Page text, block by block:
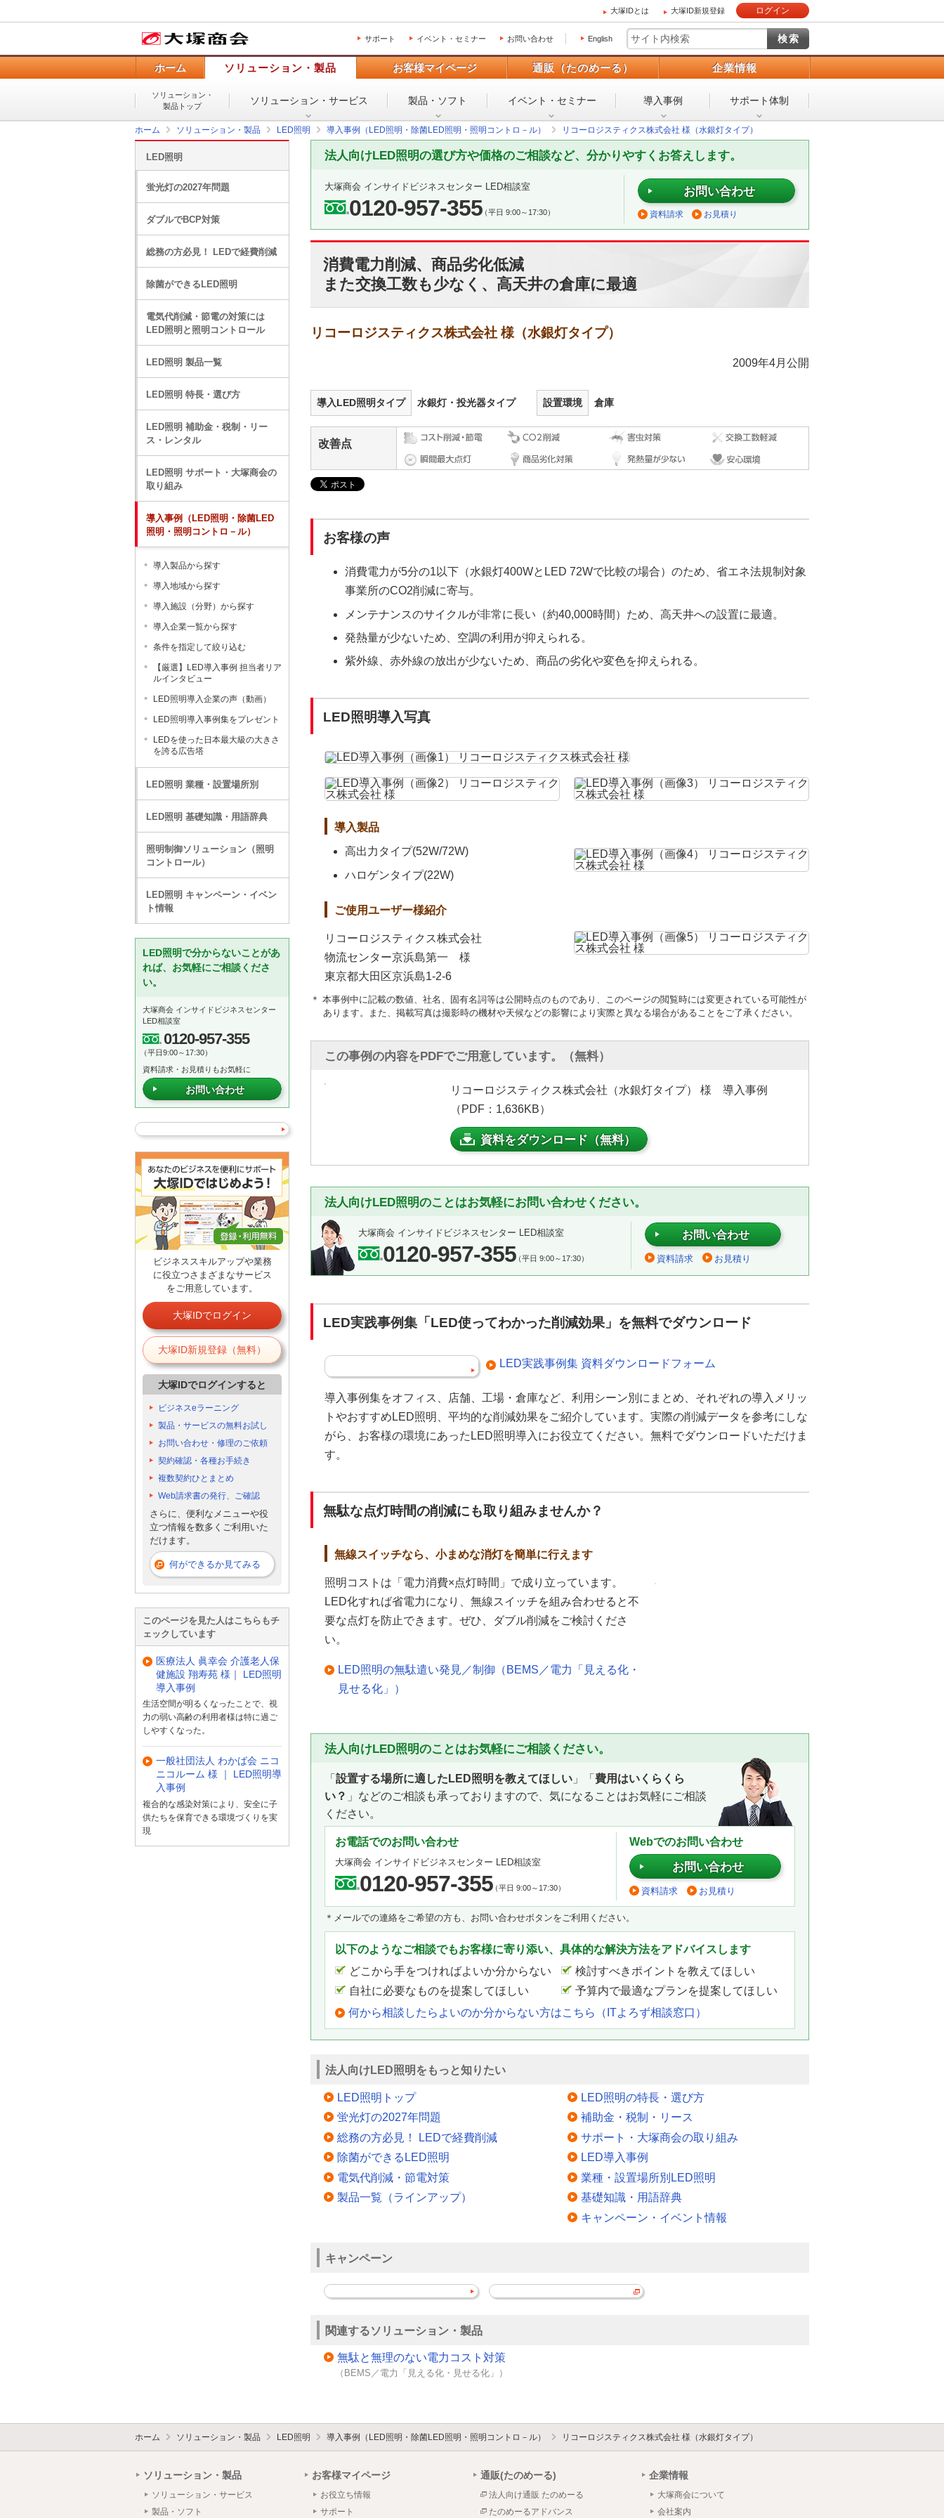
大塚IDとは 大塚ID新規登録 ログイン
サポート イベント・セミナー お問い合わせ English
ホーム ソリューション・製品 お客様マイページ 通販（たのめーる） 企業情報
ソリューション・
製品トップ
ソリューション・ サービス 製品・ソフト イベント・ セミナー 導入事例 サポート体制
ホーム ソリューション・製品 LED照明 導入事例（LED照明・除菌LED照明・照明コントロ－ル） リコーロジスティクス株式会社 様（水銀灯タイプ）
法人向けLED照明の選び方や価格のご相談など、分かりやすくお答えします。
大塚商会 インサイドビジネスセンター LED相談室
0120-957-355（平日 9:00～17:30）
お問い合わせ
資料請求 お見積り
消費電力削減、商品劣化低減
また交換工数も少なく、高天井の倉庫に最適
リコーロジスティクス株式会社 様（水銀灯タイプ）
2009年4月公開
導入LED照明タイプ 水銀灯・投光器タイプ 設置環境 倉庫
改善点
お客様の声
消費電力が5分の1以下（水銀灯400WとLED 72Wで比較の場合）のため、省エネ法規制対象
事業所のCO2削減に寄与。
メンテナンスのサイクルが非常に長い（約40,000時間）ため、高天井への設置に最適。
発熱量が少ないため、空調の利用が抑えられる。
紫外線、赤外線の放出が少ないため、商品の劣化や変色を抑えられる。
LED照明導入写真
導入製品
高出力タイプ(52W/72W)
ハロゲンタイプ(22W)
ご使用ユーザー様紹介
リコーロジスティクス株式会社
物流センター京浜島第一 様
東京都大田区京浜島1-2-6
＊ 本事例中に記載の数値、社名、固有名詞等は公開時点のものであり、このページの閲覧時には変更されている可能性が
あります。また、掲載写真は撮影時の機材や天候などの影響により実際と異なる場合があることをご了承ください。
この事例の内容をPDFでご用意しています。（無料）
リコーロジスティクス株式会社（水銀灯タイプ） 様 導入事例
（PDF：1,636KB）
資料をダウンロード（無料）
法人向けLED照明のことはお気軽にお問い合わせください。
大塚商会 インサイドビジネスセンター LED相談室
0120-957-355（平日 9:00～17:30）
お問い合わせ
資料請求 お見積り
LED実践事例集「LED使ってわかった削減効果」を無料でダウンロード
LED実践事例集 資料ダウンロードフォーム
導入事例集をオフィス、店舗、工場・倉庫など、利用シーン別にまとめ、それぞれの導入メリッ
トやおすすめLED照明、平均的な削減効果をご紹介しています。実際の削減データを参考にしな
がら、お客様の環境にあったLED照明導入にお役立てください。無料でダウンロードいただけま
す。
無駄な点灯時間の削減にも取り組みませんか？
無線スイッチなら、小まめな消灯を簡単に行えます
照明コストは「電力消費×点灯時間」で成り立っています。
LED化すれば省電力になり、無線スイッチを組み合わせると不
要な点灯を防止できます。ぜひ、ダブル削減をご検討くださ
い。
LED照明の無駄遣い発見／制御（BEMS／電力「見える化・
見せる化」）
法人向けLED照明のことはお気軽にご相談ください。
「 設置する場所に適したLED照明を教えてほしい 」「 費用はいくらくら
い？ 」などのご相談も承っておりますので、気になることはお気軽にご相談
ください。
お電話でのお問い合わせ
大塚商会 インサイドビジネスセンター LED相談室
0120-957-355（平日 9:00～17:30）
Webでのお問い合わせ
お問い合わせ
資料請求 お見積り
＊メールでの連絡をご希望の方も、お問い合わせボタンをご利用ください。
以下のようなご相談でもお客様に寄り添い、具体的な解決方法をアドバイスします
どこから手をつければよいか分からない
検討すべきポイントを教えてほしい
自社に必要なものを提案してほしい
予算内で最適なプランを提案してほしい
何から相談したらよいのか分からない方はこちら（ITよろず相談窓口）
法人向けLED照明をもっと知りたい
LED照明トップ
蛍光灯の2027年問題
総務の方必見！ LEDで経費削減
除菌ができるLED照明
電気代削減・節電対策
製品一覧（ラインアップ）
LED照明の特長・選び方
補助金・税制・リース
サポート・大塚商会の取り組み
LED導入事例
業種・設置場所別LED照明
基礎知識・用語辞典
キャンペーン・イベント情報
キャンペーン
関連するソリューション・製品
無駄と無理のない電力コスト対策
（BEMS／電力「見える化・見せる化」）
LED照明
蛍光灯の2027年問題
ダブルでBCP対策
総務の方必見！ LEDで経費削減
除菌ができるLED照明
電気代削減・節電の対策には
LED照明と照明コントロール
LED照明 製品一覧
LED照明 特長・選び方
LED照明 補助金・税制・リー
ス・レンタル
LED照明 サポート・大塚商会の
取り組み
導入事例（LED照明・除菌LED
照明・照明コントロ－ル）
導入製品から探す
導入地域から探す
導入施設（分野）から探す
導入企業一覧から探す
条件を指定して絞り込む
【厳選】LED導入事例 担当者リア
ルインタビュー
LED照明導入企業の声（動画）
LED照明導入事例集をプレゼント
LEDを使った日本最大級の大きさ
を誇る広告塔
LED照明 業種・設置場所別
LED照明 基礎知識・用語辞典
照明制御ソリューション（照明
コントロール）
LED照明 キャンペーン・イベン
ト情報
LED照明で分からないことがあ
れば、お気軽にご相談くださ
い。
大塚商会 インサイドビジネスセンター
LED相談室
0120-957-355
（平日9:00～17:30）
資料請求・お見積りもお気軽に
お問い合わせ
ビジネススキルアップや業務
に役立つさまざまなサービス
をご用意しています。
大塚IDでログイン
大塚ID新規登録（無料）
大塚IDでログインすると
ビジネスeラーニング
製品・サービスの無料お試し
お問い合わせ・修理のご依頼
契約確認・各種お手続き
複数契約ひとまとめ
Web請求書の発行、ご確認
さらに、便利なメニューや役
立つ情報を数多くご利用いた
だけます。
何ができるか見てみる
このページを見た人はこちらもチ
ェックしています
医療法人 眞幸会 介護老人保
健施設 翔寿苑 様｜ LED照明
導入事例
生活空間が明るくなったことで、視
力の弱い高齢の利用者様は特に過ご
しやすくなった。
一般社団法人 わかば会 ニコ
ニコルーム 様 ｜ LED照明導
入事例
複合的な感染対策により、安全に子
供たちを保育できる環境づくりを実
現
ホーム ソリューション・製品 LED照明 導入事例（LED照明・除菌LED照明・照明コントロ－ル） リコーロジスティクス株式会社 様（水銀灯タイプ）
ソリューション・製品
ソリューション・サービス
製品・ソフト
お客様マイページ
お役立ち情報
サポート
通販(たのめーる)
法人向け通販 たのめーる
たのめーるアドバンス
企業情報
大塚商会について
会社案内